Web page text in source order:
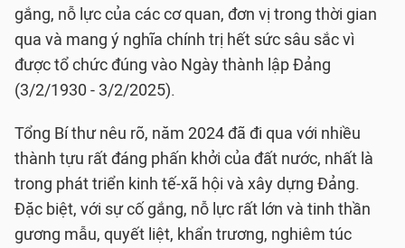
gắng, nỗ lực của các cơ quan, đơn vị trong thời gian
qua và mang ý nghĩa chính trị hết sức sâu sắc vì
được tổ chức đúng vào Ngày thành lập Đảng
(3/2/1930 - 3/2/2025).
Tổng Bí thư nêu rõ, năm 2024 đã đi qua với nhiều
thành tựu rất đáng phấn khởi của đất nước, nhất là
trong phát triển kinh tế-xã hội và xây dựng Đảng.
Đặc biệt, với sự cố gắng, nỗ lực rất lớn và tinh thần
gương mẫu, quyết liệt, khẩn trương, nghiêm túc